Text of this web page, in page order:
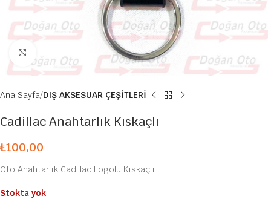
Büyütmek için tıklayın
Ana Sayfa DIŞ AKSESUAR ÇEŞİTLERİ
Cadillac Anahtarlık Kıskaçlı
₺100,00
Oto Anahtarlık Cadillac Logolu Kıskaçlı
Stokta yok